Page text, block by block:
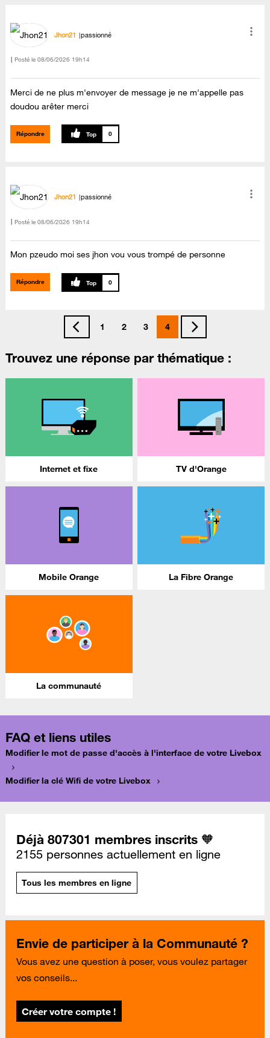
Jhon21 passionné
Posté le ‎08/06/2026 19h14
Merci de ne plus m'envoyer de message je ne m'appelle pas
doudou arêter merci
Répondre 0
Jhon21 passionné
Posté le ‎08/06/2026 19h14
Mon pzeudo moi ses jhon vou vous trompé de personne
Répondre 0
1 2 3 4
Trouvez une réponse par thématique :
Internet et fixe TV d'Orange
Mobile Orange La Fibre Orange
La communauté
FAQ et liens utiles
Modifier le mot de passe d'accès à l'interface de votre Livebox
Modifier la clé Wifi de votre Livebox
Déjà 807301 membres inscrits 🧡
2155 personnes actuellement en ligne
Tous les membres en ligne
Envie de participer à la Communauté ?
Vous avez une question à poser, vous voulez partager
vos conseils...
Créer votre compte !